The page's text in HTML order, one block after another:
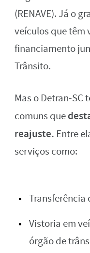
(RENAVE). Já o
veículos que têm
financiamento
Trânsito.
Mas o Detran-SC
comuns que
reajuste. Entre
serviços como:
Transferência
Vistoria em
órgão de